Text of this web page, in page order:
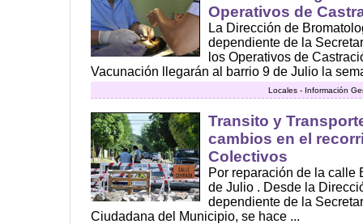
Operativos de
La Dirección de
dependiente de la
los Operativos de
Vacunación llegarán al barrio 9 de Julio la
Locales - Información
Transito y
cambios en el
Colectivos
Por reparación de la calle
de Julio . Desde la
dependiente de la
Ciudadana del Municipio, se hace ...